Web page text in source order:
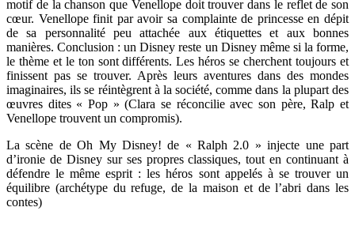
motif de la chanson que Venellope doit trouver dans le reflet de son
cœur. Venellope finit par avoir sa complainte de princesse en dépit
de sa personnalité peu attachée aux étiquettes et aux bonnes
manières. Conclusion : un Disney reste un Disney même si la forme,
le thème et le ton sont différents. Les héros se cherchent toujours et
finissent pas se trouver. Après leurs aventures dans des mondes
imaginaires, ils se réintègrent à la société, comme dans la plupart des
œuvres dites « Pop » (Clara se réconcilie avec son père, Ralp et
Venellope trouvent un compromis).
La scène de Oh My Disney! de « Ralph 2.0 » injecte une part
d’ironie de Disney sur ses propres classiques, tout en continuant à
défendre le même esprit : les héros sont appelés à se trouver un
équilibre (archétype du refuge, de la maison et de l’abri dans les
contes)